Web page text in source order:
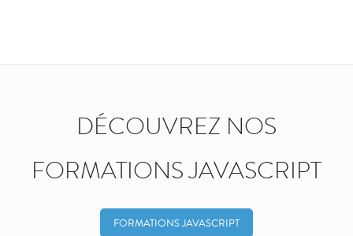
DÉCOUVREZ NOS
FORMATIONS JAVASCRIPT
FORMATIONS JAVASCRIPT